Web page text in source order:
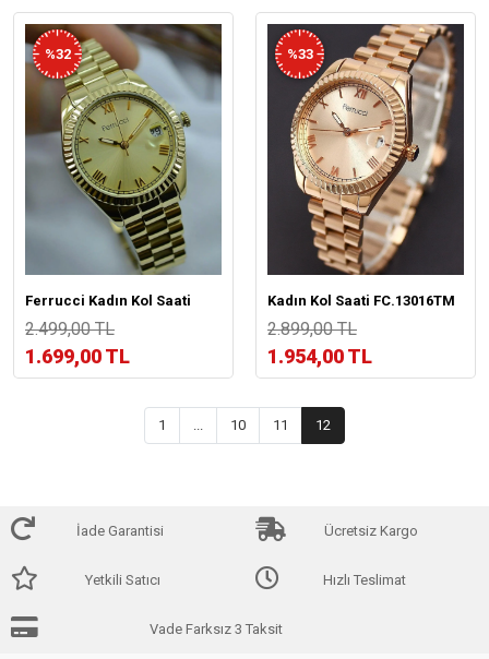
%32
Ferrucci Kadın Kol Saati
2.499,00 TL
1.699,00 TL
%33
Kadın Kol Saati FC.13016TM
2.899,00 TL
1.954,00 TL
1 ... 10 11 12
İade Garantisi Ücretsiz Kargo
Yetkili Satıcı Hızlı Teslimat
Vade Farksız 3 Taksit